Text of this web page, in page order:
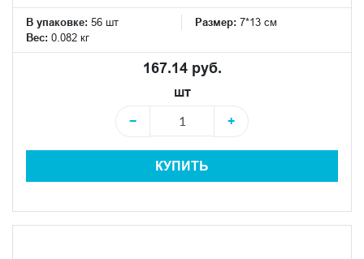
В упаковке: 56 шт Размер: 7*13 см
Вес: 0.082 кг
167.14 руб.
шт
−
+
КУПИТЬ